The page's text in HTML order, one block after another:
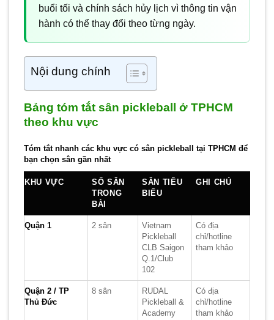
buổi tối và chính sách hủy lịch vì thông tin vận
hành có thể thay đổi theo từng ngày.
Nội dung chính
Bảng tóm tắt sân pickleball ở TPHCM
theo khu vực
Tóm tắt nhanh các khu vực có sân pickleball tại TPHCM để
bạn chọn sân gần nhất
KHU VỰC
SỐ SÂN
TRONG
BÀI
SÂN TIÊU
BIỂU
GHI CHÚ
Quận 1 2 sân
Vietnam
Pickleball
CLB Saigon
Q.1/Club
102
Có địa
chỉ/hotline
tham khảo
Quận 2 / TP
Thủ Đức
8 sân
RUDAL
Pickleball &
Academy
Có địa
chỉ/hotline
tham khảo